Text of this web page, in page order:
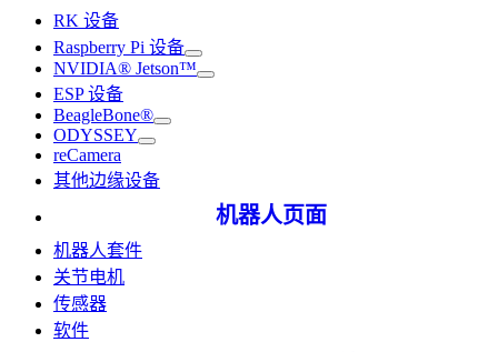
RK 设备
Raspberry Pi 设备
NVIDIA® Jetson™
ESP 设备
BeagleBone®
ODYSSEY
reCamera
其他边缘设备
机器人页面
机器人套件
关节电机
传感器
软件